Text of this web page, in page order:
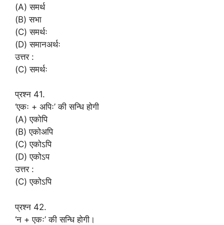
(A) समर्थ
(B) सभा
(C) समर्थः
(D) समानअर्थः
उत्तर :
(C) समर्थः
प्रश्न 41.
‘एकः + अपिः’ की सन्धि होगी
(A) एकोपि
(B) एकोअपि
(C) एकोऽपि
(D) एकोऽप
उत्तर :
(C) एकोऽपि
प्रश्न 42.
‘न + एकः’ की सन्धि होगी।